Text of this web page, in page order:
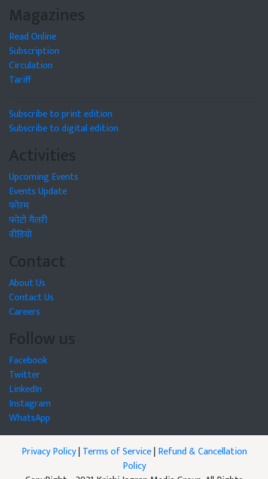
Magazines
Read Online
Subscription
Circulation
Tariff
Subscribe to print edition
Subscribe to digital edition
Activities
Upcoming Events
Events Update
फोरम
फोटो गैलरी
वीडियो
Contact
About Us
Contact Us
Careers
Follow us
Facebook
Twitter
LinkedIn
Instagram
WhatsApp
Privacy Policy|Terms of Service|Refund & Cancellation
Policy